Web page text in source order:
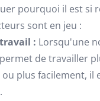
pourquoi il est si
sont en jeu :
: Lorsqu'une
de travailler
plus facilement, il